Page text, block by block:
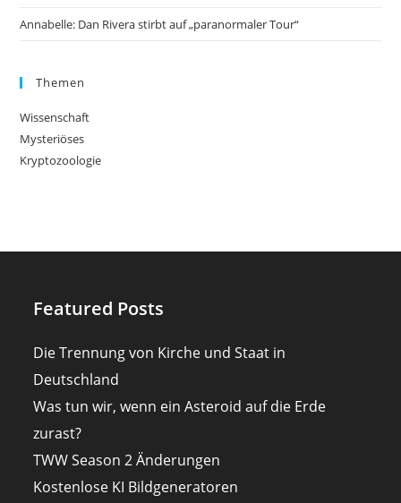
Annabelle: Dan Rivera stirbt auf „paranormaler Tour“
Themen
Wissenschaft
Mysteriöses
Kryptozoologie
Featured Posts
Die Trennung von Kirche und Staat in
Deutschland
Was tun wir, wenn ein Asteroid auf die Erde
zurast?
TWW Season 2 Änderungen
Kostenlose KI Bildgeneratoren